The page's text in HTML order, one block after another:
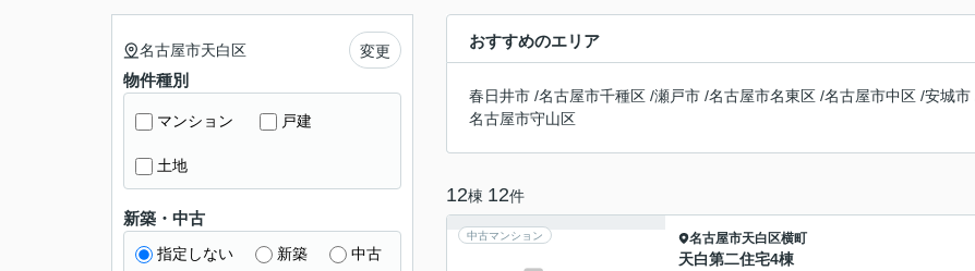
おすすめのエリア
春日井市 /名古屋市千種区 /瀬戸市 /名古屋市名東区 /名古屋市中区 /安城市
名古屋市守山区
12棟 12件
中古マンション 名古屋市天白区横町
天白第二住宅4棟
名古屋市天白区 変更
物件種別
マンション 戸建
土地
新築・中古
指定しない 新築 中古